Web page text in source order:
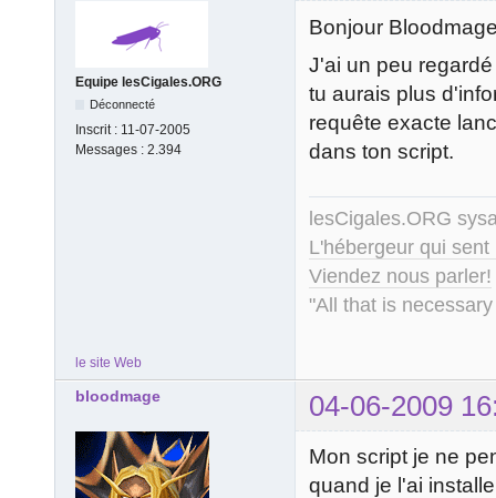
Equipe lesCigales.ORG
Déconnecté
Inscrit : 11-07-2005
Messages : 2.394
Bonjour
J'ai un peu
tu aurais plus
requête exacte
dans ton script.
lesCigales.ORG
L'hébergeur qui
Viendez nous parler!
"All that is
le site Web
bloodmage 04-06-2009
Mon script je ne
quand je l'ai